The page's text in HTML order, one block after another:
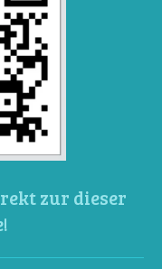
zur dieser